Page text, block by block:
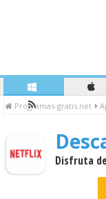
Programas-gratis.net
Disfruta